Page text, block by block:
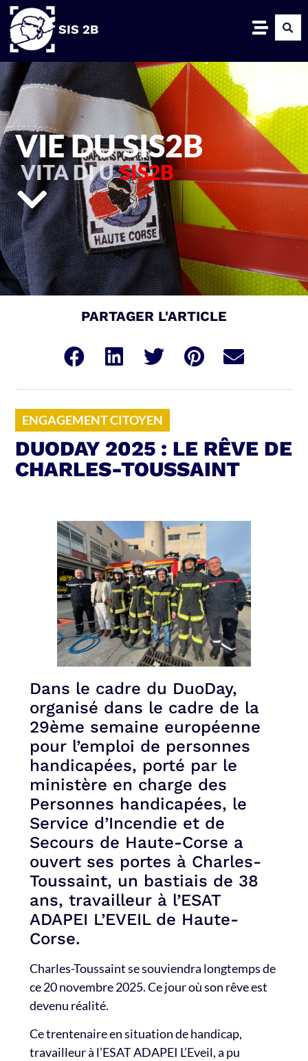
SIS 2B
VIE DU SIS2B
VITA DI U SIS2B
PARTAGER L'ARTICLE
ENGAGEMENT CITOYEN
DUODAY 2025 : LE RÊVE DE
CHARLES-TOUSSAINT
Dans le cadre du DuoDay,
organisé dans le cadre de la
29ème semaine européenne
pour l’emploi de personnes
handicapées, porté par le
ministère en charge des
Personnes handicapées, le
Service d’Incendie et de
Secours de Haute-Corse a
ouvert ses portes à Charles-
Toussaint, un bastiais de 38
ans, travailleur à l’ESAT
ADAPEI L’EVEIL de Haute-
Corse.
Charles-Toussaint se souviendra longtemps de
ce 20 novembre 2025. Ce jour où son rêve est
devenu réalité.
Ce trentenaire en situation de handicap,
travailleur à l’ESAT ADAPEI L’Eveil, a pu